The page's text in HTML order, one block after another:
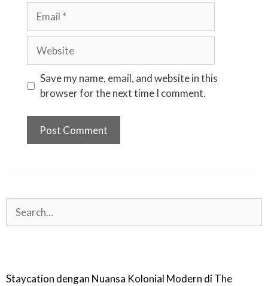
Save my name, email, and website in this
browser for the next time I comment.
Staycation dengan Nuansa Kolonial Modern di The